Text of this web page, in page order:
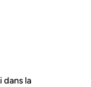
dans la